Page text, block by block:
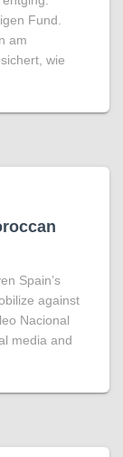
Fund.
am
wie
Spain’s
against
Nacional
media and